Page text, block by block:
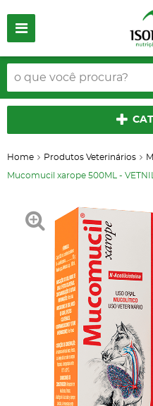
Home Produtos Veterinários
Mucomucil xarope 500ML - VETNIL